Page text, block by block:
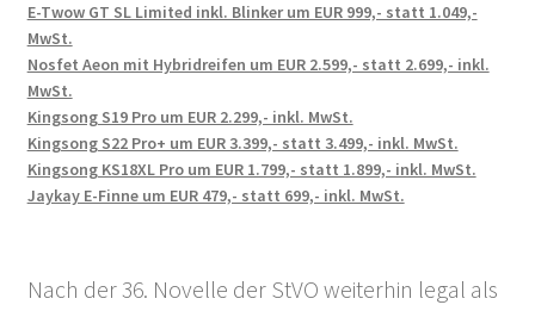
E-Twow GT SL Limited inkl. Blinker um EUR 999,- statt 1.049,-
MwSt.
Nosfet Aeon mit Hybridreifen um EUR 2.599,- statt 2.699,- inkl.
MwSt.
Kingsong S19 Pro um EUR 2.299,- inkl. MwSt.
Kingsong S22 Pro+ um EUR 3.399,- statt 3.499,- inkl. MwSt.
Kingsong KS18XL Pro um EUR 1.799,- statt 1.899,- inkl. MwSt.
Jaykay E-Finne um EUR 479,- statt 699,- inkl. MwSt.
Nach der 36. Novelle der StVO weiterhin legal als